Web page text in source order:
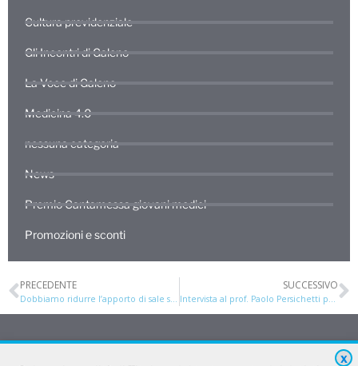
Cultura previdenziale
Gli Incontri di Galeno
La Voce di Galeno
Medicina 4.0
nessuna categoria
News
Premio Cantamessa giovani medici
Promozioni e sconti
PRECEDENTE SUCCESSIVO
X